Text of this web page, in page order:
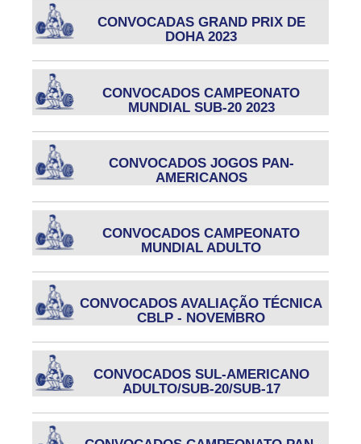
CONVOCADAS GRAND PRIX DE
DOHA 2023
CONVOCADOS CAMPEONATO
MUNDIAL SUB-20 2023
CONVOCADOS JOGOS PAN-
AMERICANOS
CONVOCADOS CAMPEONATO
MUNDIAL ADULTO
CONVOCADOS AVALIAÇÃO TÉCNICA
CBLP - NOVEMBRO
CONVOCADOS SUL-AMERICANO
ADULTO/SUB-20/SUB-17